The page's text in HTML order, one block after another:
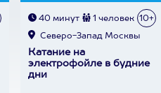
40 минут 1 человек 10+
Северо-Запад Москвы
Катание на
электрофойле в будние
дни